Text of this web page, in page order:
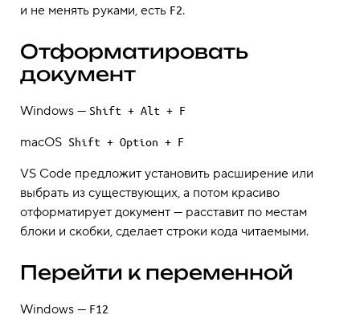
и не менять руками, есть F2.
Отформатировать
документ
Windows — Shift + Alt + F
macOS Shift + Option + F
VS Code предложит установить расширение или
выбрать из существующих, а потом красиво
отформатирует документ — расставит по местам
блоки и скобки, сделает строки кода читаемыми.
Перейти к переменной
Windows — F12